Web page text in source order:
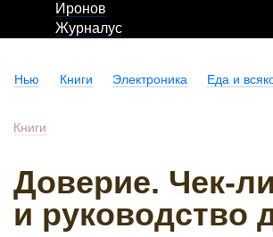
Иронов
Журналус
Нью Книги Электроника Еда и
Книги
Доверие. Чек-
и руководство